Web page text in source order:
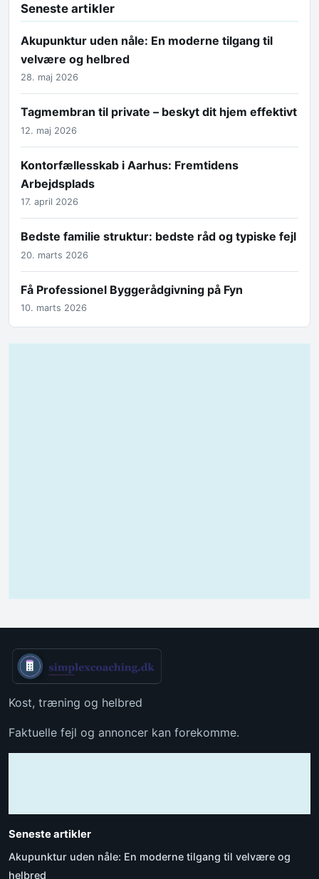
Seneste artikler
Akupunktur uden nåle: En moderne tilgang til
velvære og helbred
28. maj 2026
Tagmembran til private – beskyt dit hjem effektivt
12. maj 2026
Kontorfællesskab i Aarhus: Fremtidens
Arbejdsplads
17. april 2026
Bedste familie struktur: bedste råd og typiske fejl
20. marts 2026
Få Professionel Byggerådgivning på Fyn
10. marts 2026
Kost, træning og helbred
Faktuelle fejl og annoncer kan forekomme.
Seneste artikler
Akupunktur uden nåle: En moderne tilgang til velvære og
helbred